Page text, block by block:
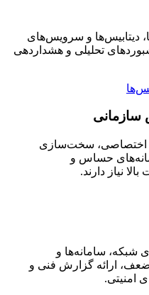
دیتابیس‌ها و سرویس‌های
به صورت ۲۴/۷ با داشبوردهای تحلیلی و هشداردهی
سازمانی
اختصاصی، سخت‌سازی
حساس و
نیاز دارند.
شبکه، سامانه‌ها و
ارائه گزارش فنی و
امنیتی.